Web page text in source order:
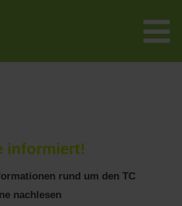
informiert!
rund um den TC
nachlesen